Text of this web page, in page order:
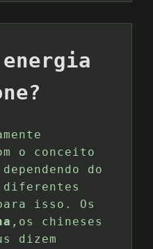
o conceito
do
diferentes
isso. Os
,os chineses
dizem